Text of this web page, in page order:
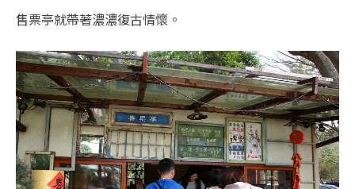
售票亭就帶著濃濃復古情懷。